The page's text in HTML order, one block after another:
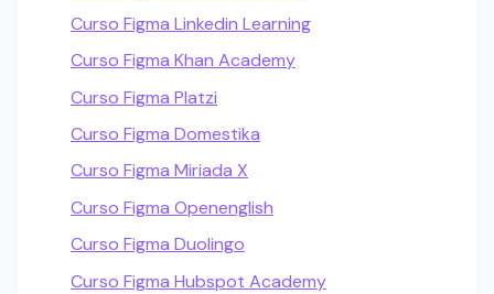
Curso Figma Linkedin Learning
Curso Figma Khan Academy
Curso Figma Platzi
Curso Figma Domestika
Curso Figma Miriada X
Curso Figma Openenglish
Curso Figma Duolingo
Curso Figma Hubspot Academy